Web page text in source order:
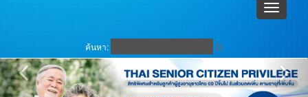
Toggle
ค้นหา: